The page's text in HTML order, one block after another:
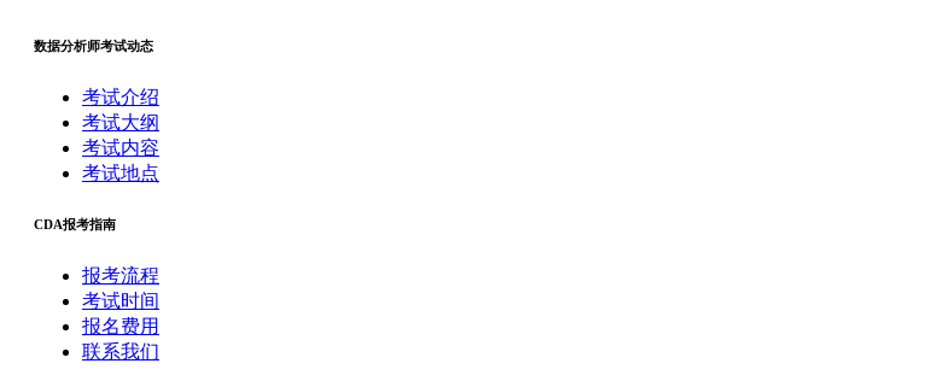
数据分析师考试动态
考试介绍
考试大纲
考试内容
考试地点
CDA报考指南
报考流程
考试时间
报名费用
联系我们